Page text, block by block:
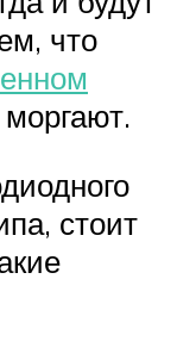
что
стоит